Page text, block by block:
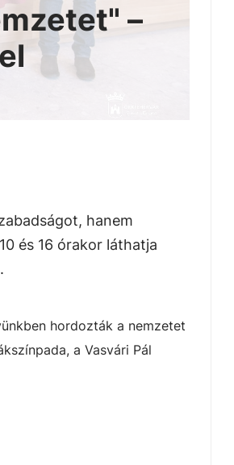
–
hanem
és 16 órakor láthatja
hordozták a nemzetet
a Vasvári Pál